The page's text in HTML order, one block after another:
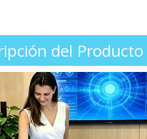
del Producto